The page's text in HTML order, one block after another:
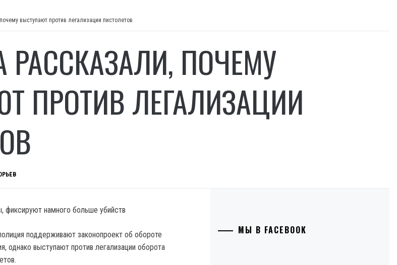
выступают против легализации пистолетов
РАССКАЗАЛИ, ПОЧЕМУ
ПРОТИВ ЛЕГАЛИЗАЦИИ
фиксируют намного больше убийств
поддерживают законопроект об обороте
однако выступают против легализации оборота
МЫ В FACEBOOK